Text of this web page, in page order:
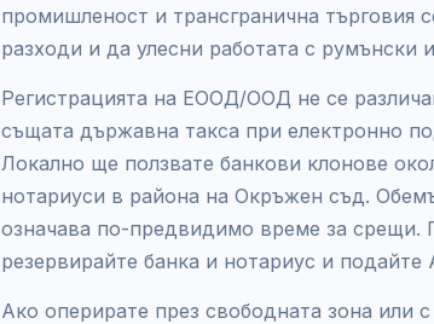
промишленост и трансгранична търговия
разходи и да улесни работата с румънски
Регистрацията на ЕООД/ООД не се
същата държавна такса при електронно
Локално ще ползвате банкови клонове
нотариуси в района на Окръжен съд.
означава по-предвидимо време за срещи.
резервирайте банка и нотариус и
Ако оперирате през свободната зона